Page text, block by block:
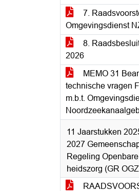
7.
Omgevingsdienst
8.
2026
MEMO 31
technische vragen
m.b.t.
11 Jaarstukken
2027
Regeling
heidszorg (GR